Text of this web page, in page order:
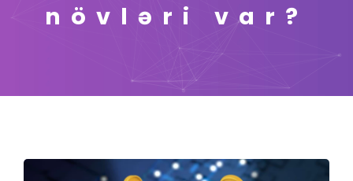
növləri var?